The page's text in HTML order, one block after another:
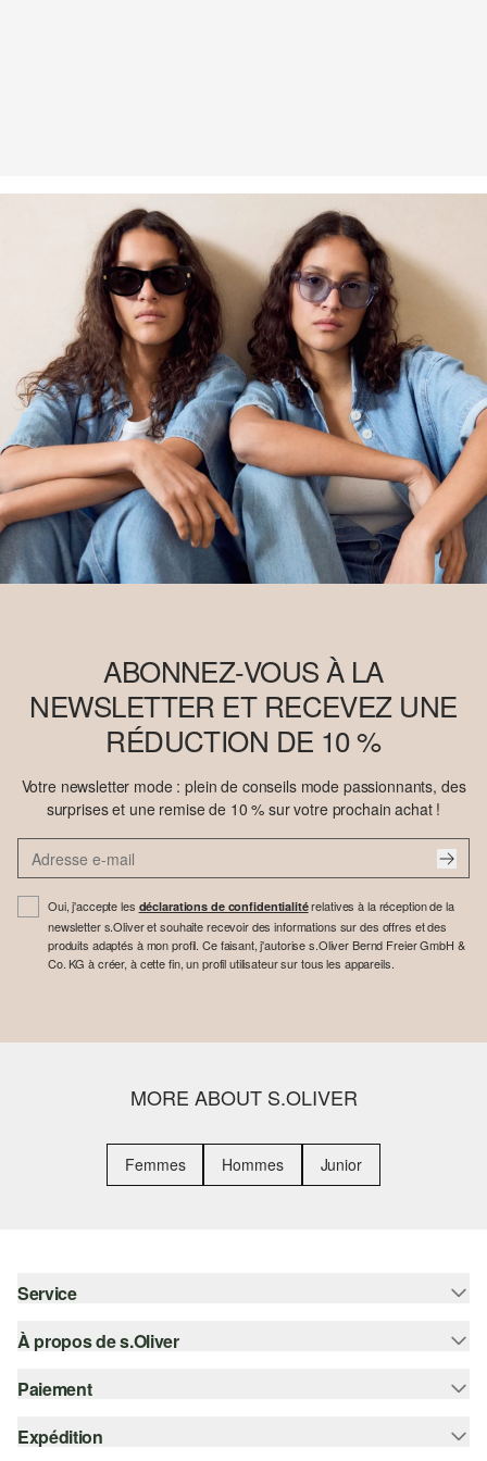
ABONNEZ-VOUS À LA
NEWSLETTER ET RECEVEZ UNE
RÉDUCTION DE 10 %
Votre newsletter mode : plein de conseils mode passionnants, des
surprises et une remise de 10 % sur votre prochain achat !
Oui, j'accepte les déclarations de confidentialitérelatives à la réception de la
newsletter s.Oliver et souhaite recevoir des informations sur des offres et des
produits adaptés à mon profil. Ce faisant, j'autorise s.Oliver Bernd Freier GmbH &
Co. KG à créer, à cette fin, un profil utilisateur sur tous les appareils.
MORE ABOUT S.OLIVER
Femmes Hommes Junior
Service
Aide - FAQ
À propos de s.Oliver
S'abonner à la Newsletter
s.Oliver Card
Paiement
Sur facture
Expédition